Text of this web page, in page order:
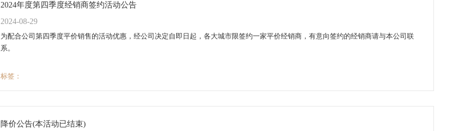
2024年度第四季度经销商签约活动公告
2024-08-29
为配合公司第四季度平价销售的活动优惠，经公司决定自即日起，各大城市限签约一家平价经销商，有意向签约的经销商请与本公司联
系。
标签：
降价公告(本活动已结束)